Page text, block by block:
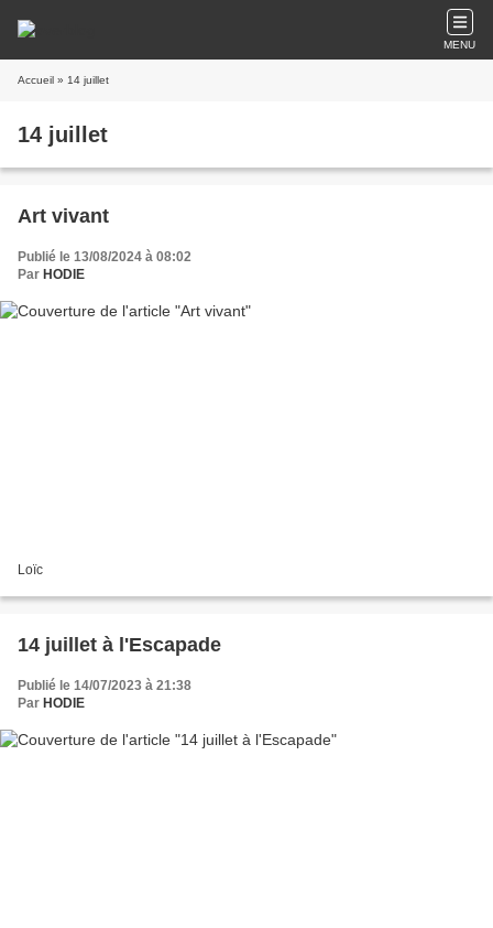
MENU
Accueil » 14 juillet
14 juillet
Art vivant
Publié le 13/08/2024 à 08:02
Par HODIE
Loïc
14 juillet à l'Escapade
Publié le 14/07/2023 à 21:38
Par HODIE